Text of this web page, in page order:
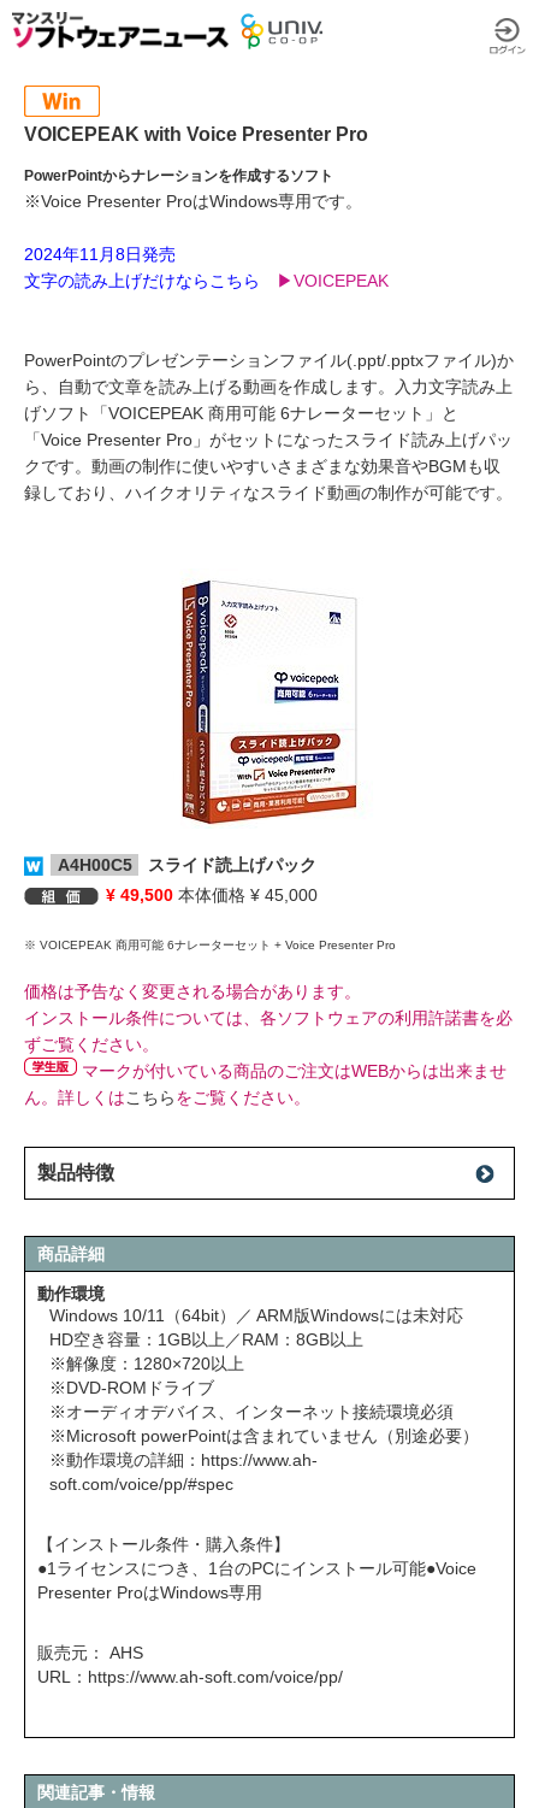
VOICEPEAK with Voice Presenter Pro
PowerPointからナレーションを作成するソフト
※Voice Presenter ProはWindows専用です。
2024年11月8日発売
文字の読み上げだけならこちら
▶︎VOICEPEAK
PowerPointのプレゼンテーションファイル(.ppt/.pptxファイル)か
ら、自動で文章を読み上げる動画を作成します。入力文字読み上
げソフト「VOICEPEAK 商用可能 6ナレーターセット」と
「Voice Presenter Pro」がセットになったスライド読み上げパッ
クです。動画の制作に使いやすいさまざまな効果音やBGMも収
録しており、ハイクオリティなスライド動画の制作が可能です。
A4H00C5
スライド読上げパック
¥ 49,500 本体価格 ¥ 45,000
※ VOICEPEAK 商用可能 6ナレーターセット + Voice Presenter Pro
価格は予告なく変更される場合があります。
インストール条件については、各ソフトウェアの利用許諾書を必
ずご覧ください。
マークが付いている商品のご注文はWEBからは出来ませ
ん。詳しくはこちらをご覧ください。
製品特徴
商品詳細
動作環境
Windows 10/11（64bit）／ ARM版Windowsには未対応
HD空き容量：1GB以上／RAM：8GB以上
※解像度：1280×720以上
※DVD-ROMドライブ
※オーディオデバイス、インターネット接続環境必須
※Microsoft powerPointは含まれていません（別途必要）
※動作環境の詳細： https://www.ah-
soft.com/voice/pp/#spec
【インストール条件・購入条件】
●1ライセンスにつき、1台のPCにインストール可能●Voice
Presenter ProはWindows専用
販売元： AHS
URL： https://www.ah-soft.com/voice/pp/
関連記事・情報